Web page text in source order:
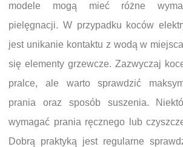
modele mogą mieć różne
pielęgnacji. W przypadku koców
jest unikanie kontaktu z wodą w
się elementy grzewcze. Zazwyczaj
pralce, ale warto sprawdzić
prania oraz sposób suszenia.
wymagać prania ręcznego lub
Dobrą praktyką jest regularne